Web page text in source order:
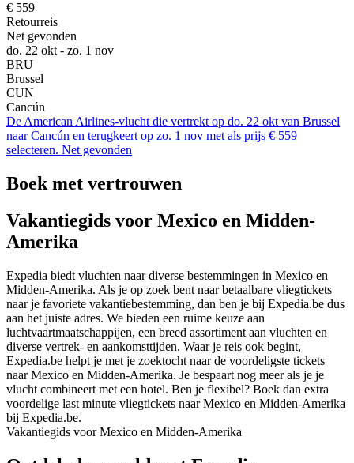
€ 559
Retourreis
Net gevonden
do. 22 okt - zo. 1 nov
BRU
Brussel
CUN
Cancún
De American Airlines-vlucht die vertrekt op do. 22 okt van Brussel
naar Cancún en terugkeert op zo. 1 nov met als prijs € 559
selecteren. Net gevonden
Boek met vertrouwen
Vakantiegids voor Mexico en Midden-
Amerika
Expedia biedt vluchten naar diverse bestemmingen in Mexico en
Midden-Amerika. Als je op zoek bent naar betaalbare vliegtickets
naar je favoriete vakantiebestemming, dan ben je bij Expedia.be dus
aan het juiste adres. We bieden een ruime keuze aan
luchtvaartmaatschappijen, een breed assortiment aan vluchten en
diverse vertrek- en aankomsttijden. Waar je reis ook begint,
Expedia.be helpt je met je zoektocht naar de voordeligste tickets
naar Mexico en Midden-Amerika. Je bespaart nog meer als je je
vlucht combineert met een hotel. Ben je flexibel? Boek dan extra
voordelige last minute vliegtickets naar Mexico en Midden-Amerika
bij Expedia.be.
Vakantiegids voor Mexico en Midden-Amerika